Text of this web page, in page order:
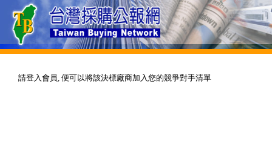
請登入會員, 便可以將該決標廠商加入您的競爭對手清單